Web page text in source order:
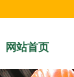
网站首页